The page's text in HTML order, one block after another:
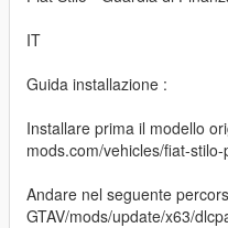
IT
Guida installazione :
Installare prima il modello
mods.com/vehicles/fiat-
Andare nel seguente
GTAV/mods/update/x63/